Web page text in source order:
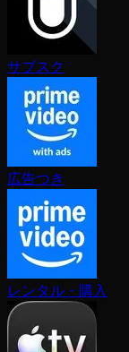
サブスク
広告つき
レンタル・購入